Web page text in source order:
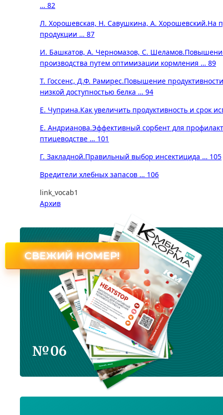
… 82
Л. Хорошевская, Н. Савушкина, А. Хорошевский.На
продукции … 87
И. Башкатов, А. Черномазов, С. Шеламов.
производства путем оптимизации кормления … 89
Т. Госсенс, Д.Ф. Рамирес.Повышение
низкой доступностью белка … 94
Е. Чуприна.Как увеличить продуктивность и срок
Е. Андрианова.Эффективный сорбент для
птицеводстве … 101
Г. Закладной.Правильный выбор инсектицида … 105
Вредители хлебных запасов … 106
link_vocab1
Архив
СВЕЖИЙ НОМЕР!
№06